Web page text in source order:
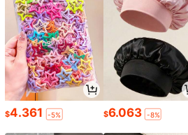
$4.361 -5% $6.063 -8%